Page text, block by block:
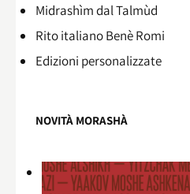
Midrashìm dal Talmùd
Rito italiano Benè Romi​
Edizioni personalizzate
NOVITÀ MORASHÀ